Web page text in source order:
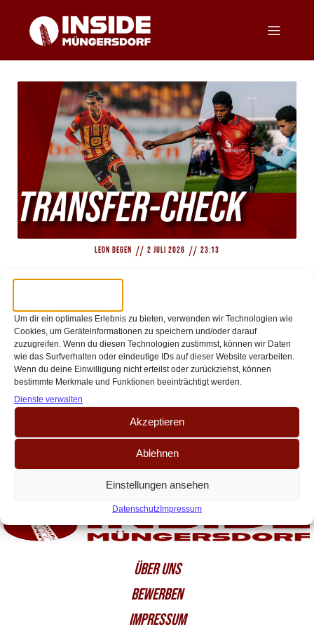
Um dir ein optimales Erlebnis zu bieten, verwenden wir Technologien wie
Cookies, um Geräteinformationen zu speichern und/oder darauf
zuzugreifen. Wenn du diesen Technologien zustimmst, können wir Daten
wie das Surfverhalten oder eindeutige IDs auf dieser Website verarbeiten.
Wenn du deine Einwilligung nicht erteilst oder zurückziehst, können
bestimmte Merkmale und Funktionen beeinträchtigt werden.
Dienste verwalten
Akzeptieren
Ablehnen
Einstellungen ansehen
DatenschutzImpressum
Leon Degen // 2 Juli 2026 // 23:13
Transfercheck: Wer sind Chido Obi
und José Marsà?
Allmählich nimmt der Transfersommer auch am Geißbockheim Fahrt auf.
Heute wurde mit Lochoshvilli der erste Transfer getätigt und es sieht gut
aus, dass die Verantwortlichen[…]
ÜBER UNS
BEWERBEN
IMPRESSUM